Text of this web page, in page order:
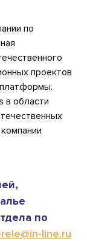
по
проектов
в области
по
line.ru